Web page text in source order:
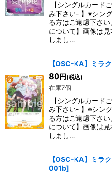
【シングルカード
み下さい- 】※シン
る方はご遠慮下さ
について】画像は
しまし…
【OSC-KA】ミラク
80円 (税込)
在庫7個
【シングルカード
み下さい- 】※シン
る方はご遠慮下さ
について】画像は
しまし…
【OSC-KA】ミラ
001b]